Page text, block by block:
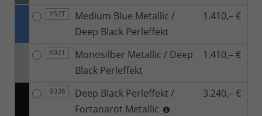
Y52T
Medium Blue Metallic /
Deep Black Perleffekt
1.410,– €
K92T
Monosilber Metallic / Deep
Black Perleffekt
1.410,– €
9336
Deep Black Perleffekt /
Fortanarot Metallic
3.240,– €